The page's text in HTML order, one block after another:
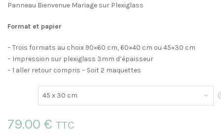
Panneau Bienvenue Mariage sur Plexiglass
Format et papier
– Trois formats au choix 90×60 cm, 60×40 cm ou 45×30 cm
– Impression sur plexiglass 3mm d’épaisseur
– 1 aller retour compris – Soit 2 maquettes
79.00 € TTC